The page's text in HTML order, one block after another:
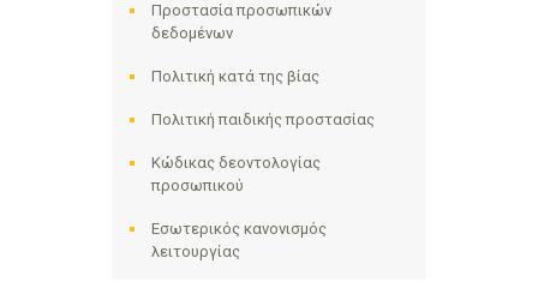
Προστασία προσωπικών
δεδομένων
Πολιτική κατά της βίας
Πολιτική παιδικής προστασίας
Κώδικας δεοντολογίας
προσωπικού
Εσωτερικός κανονισμός
λειτουργίας